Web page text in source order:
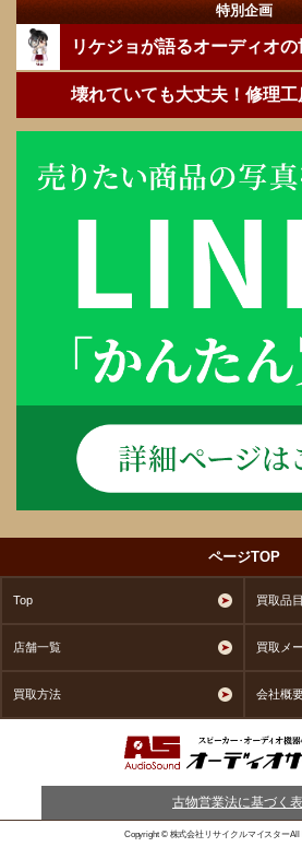
特別企画
リケジョが語るオーディオの
壊れていても大丈夫！修理工
ページTOP
Top 買取品目
店舗一覧 買取メ
買取方法 会社概
古物営業法に基づく
Copyright © 株式会社リサイクルマイスターAll